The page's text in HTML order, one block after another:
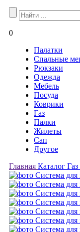
0
Палатки
Спальные
Рюкзаки
Одежда
Мебель
Посуда
Коврики
Газ
Палки
Жилеты
Сап
Другое
Главная Каталог Газ